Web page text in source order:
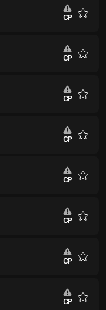
СР
СР
СР
СР
СР
СР
СР
СР